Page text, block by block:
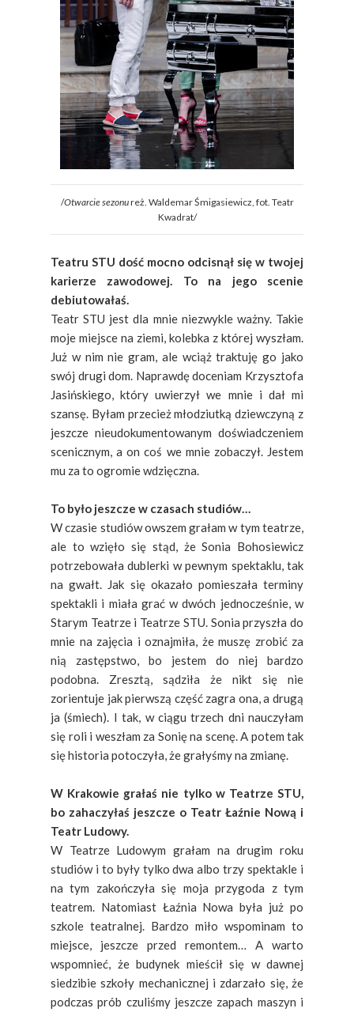
/Otwarcie sezonureż. Waldemar Śmigasiewicz, fot. Teatr
Kwadrat/
Teatru STU dość mocno odcisnął się w twojej
karierze zawodowej. To na jego scenie
debiutowałaś.
Teatr STU jest dla mnie niezwykle ważny. Takie
moje miejsce na ziemi, kolebka z której wyszłam.
Już w nim nie gram, ale wciąż traktuję go jako
swój drugi dom. Naprawdę doceniam Krzysztofa
Jasińskiego, który uwierzył we mnie i dał mi
szansę. Byłam przecież młodziutką dziewczyną z
jeszcze nieudokumentowanym doświadczeniem
scenicznym, a on coś we mnie zobaczył. Jestem
mu za to ogromie wdzięczna.
To było jeszcze w czasach studiów…
W czasie studiów owszem grałam w tym teatrze,
ale to wzięło się stąd, że Sonia Bohosiewicz
potrzebowała dublerki w pewnym spektaklu, tak
na gwałt. Jak się okazało pomieszała terminy
spektakli i miała grać w dwóch jednocześnie, w
Starym Teatrze i Teatrze STU. Sonia przyszła do
mnie na zajęcia i oznajmiła, że muszę zrobić za
nią zastępstwo, bo jestem do niej bardzo
podobna. Zresztą, sądziła że nikt się nie
zorientuje jak pierwszą część zagra ona, a drugą
ja (śmiech). I tak, w ciągu trzech dni nauczyłam
się roli i weszłam za Sonię na scenę. A potem tak
się historia potoczyła, że grałyśmy na zmianę.
W Krakowie grałaś nie tylko w Teatrze STU,
bo zahaczyłaś jeszcze o Teatr Łaźnie Nową i
Teatr Ludowy.
W Teatrze Ludowym grałam na drugim roku
studiów i to były tylko dwa albo trzy spektakle i
na tym zakończyła się moja przygoda z tym
teatrem. Natomiast Łaźnia Nowa była już po
szkole teatralnej. Bardzo miło wspominam to
miejsce, jeszcze przed remontem… A warto
wspomnieć, że budynek mieścił się w dawnej
siedzibie szkoły mechanicznej i zdarzało się, że
podczas prób czuliśmy jeszcze zapach maszyn i